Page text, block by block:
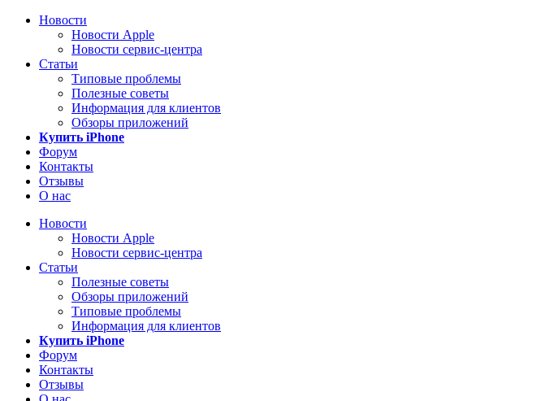
Новости
Новости Apple
Новости сервис-центра
Статьи
Типовые проблемы
Полезные советы
Информация для клиентов
Обзоры приложений
Купить iPhone
Форум
Контакты
Отзывы
О нас
Новости
Новости Apple
Новости сервис-центра
Статьи
Полезные советы
Обзоры приложений
Типовые проблемы
Информация для клиентов
Купить iPhone
Форум
Контакты
Отзывы